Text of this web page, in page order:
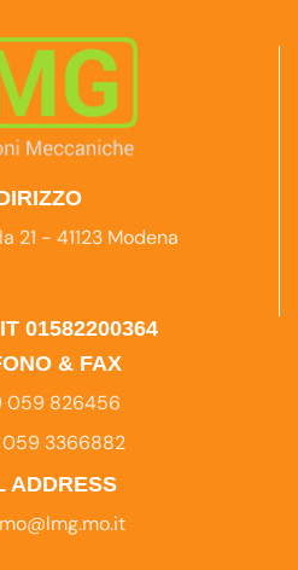
21 - 41123 Modena
01582200364
& FAX
059 826456
3366882
ADDRESS